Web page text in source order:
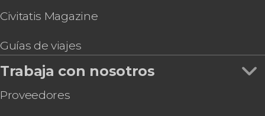
Civitatis Magazine
Guías de viajes
Trabaja con nosotros
Proveedores